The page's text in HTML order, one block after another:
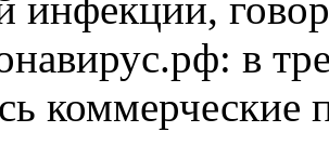
в
коммерческие